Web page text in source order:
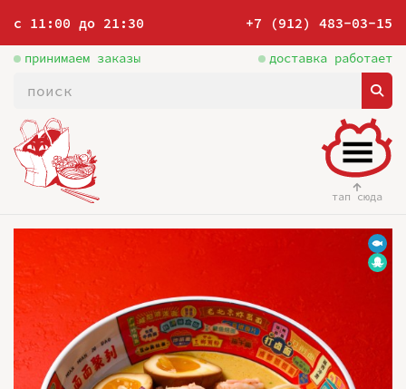
с 11:00 до 21:30 +7 (912) 483-03-15
принимаем заказы доставка работает
тап сюда